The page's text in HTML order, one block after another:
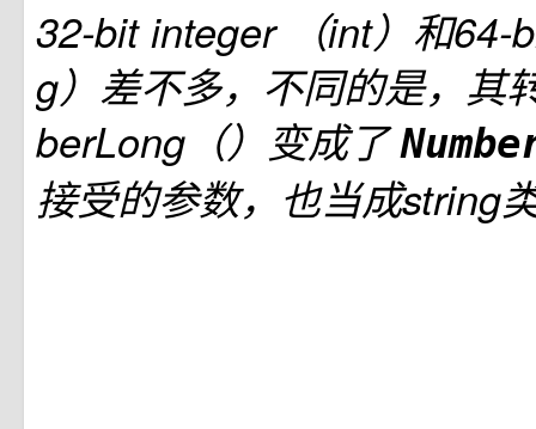
32-bit integer （int）和64-
g）差不多，不同的是，其
berLong（）变成了
接受的参数，也当成string